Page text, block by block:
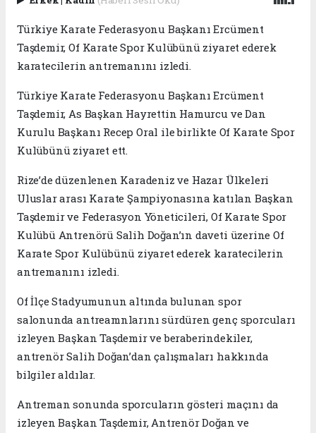
Türkiye Karate Federasyonu Başkanı Ercüment
Taşdemir, Of Karate Spor Kulübünü ziyaret ederek
karatecilerin antremanını izledi.
Türkiye Karate Federasyonu Başkanı Ercüment
Taşdemir, As Başkan Hayrettin Hamurcu ve Dan
Kurulu Başkanı Recep Oral ile birlikte Of Karate Spor
Kulübünü ziyaret ett.
Rize’de düzenlenen Karadeniz ve Hazar Ülkeleri
Uluslar arası Karate Şampiyonasına katılan Başkan
Taşdemir ve Federasyon Yöneticileri, Of Karate Spor
Kulübü Antrenörü Salih Doğan’ın daveti üzerine Of
Karate Spor Kulübünü ziyaret ederek karatecilerin
antremanını izledi.
Of İlçe Stadyumunun altında bulunan spor
salonunda antreamnlarını sürdüren genç sporcuları
izleyen Başkan Taşdemir ve beraberindekiler,
antrenör Salih Doğan’dan çalışmaları hakkında
bilgiler aldılar.
Antreman sonunda sporcuların gösteri maçını da
izleyen Başkan Taşdemir, Antrenör Doğan ve